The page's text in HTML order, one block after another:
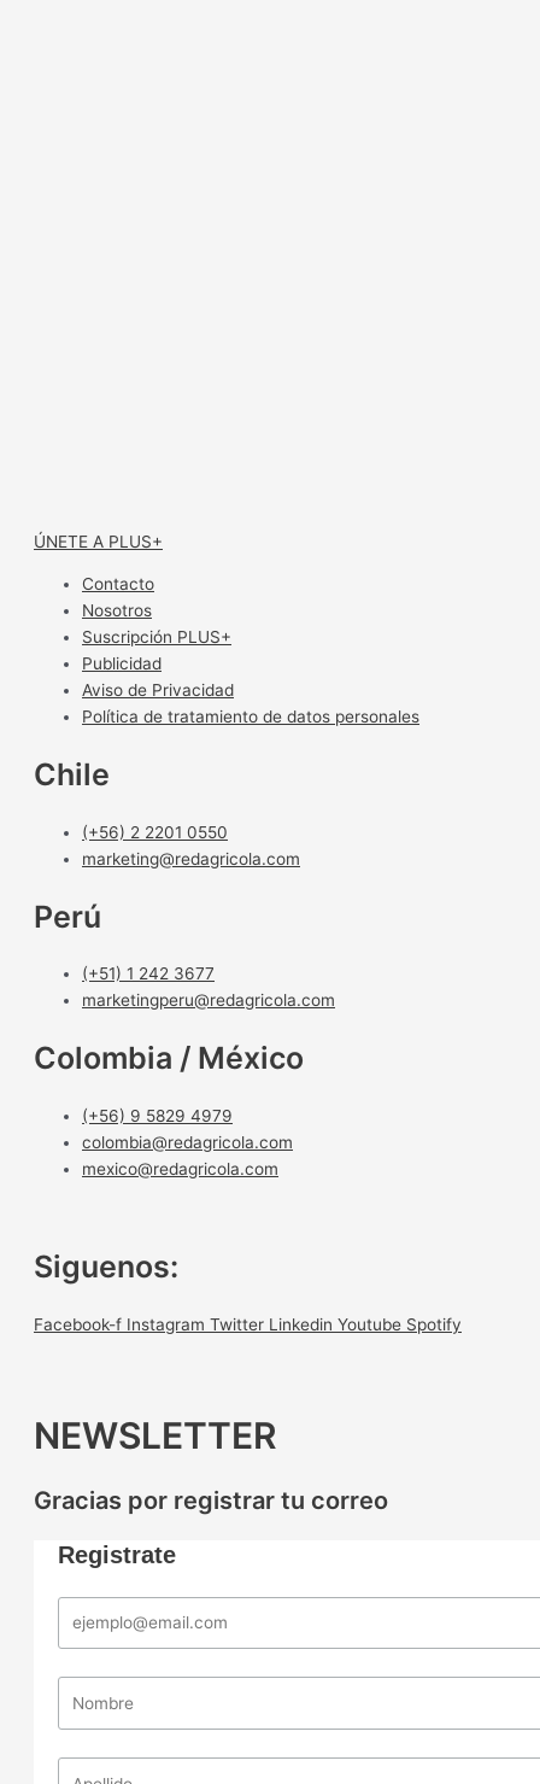
ÚNETE A PLUS+
Contacto
Nosotros
Suscripción PLUS+
Publicidad
Aviso de Privacidad
Política de tratamiento de datos personales
Chile
(+56) 2 2201 0550
marketing@redagricola.com
Perú
(+51) 1 242 3677
marketingperu@redagricola.com
Colombia / México
(+56) 9 5829 4979
colombia@redagricola.com
mexico@redagricola.com
Siguenos:
Facebook-f Instagram Twitter Linkedin Youtube Spotify
NEWSLETTER
Gracias por registrar tu correo
Registrate